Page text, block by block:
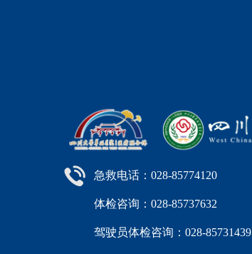
急救电话：028-85774120
体检咨询：028-85737632
驾驶员体检咨询：028-85731439